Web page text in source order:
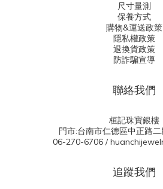
尺寸量測
保養方式
購物&運送政策
隱私權政策
退換貨政策
防詐騙宣導
聯絡我們
桓記珠寶銀樓
門市:台南市仁德區中正路
06-270-6706 /
追蹤我們